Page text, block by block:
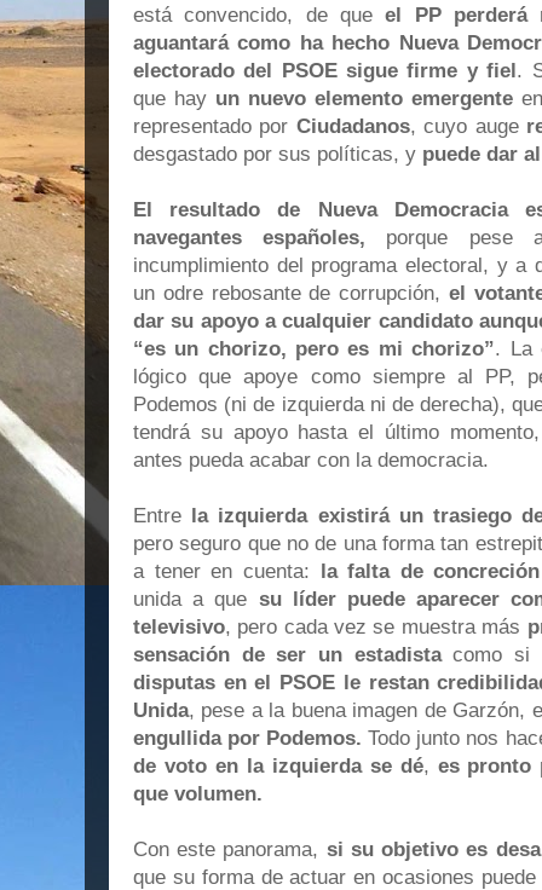
está convencido, de queel PP perderá
aguantará como ha hecho Nueva
electorado del PSOE sigue firme y fiel.
que hay un nuevo elemento emergente
representado por Ciudadanos, cuyo auge
desgastado por sus políticas, y puede dar
El resultado de Nueva Democracia
navegantes españoles, porque pese
incumplimiento del programa electoral, y a
un odre rebosante de corrupción, el
dar su apoyo a cualquier candidato
“es un chorizo, pero es mi chorizo”. La
lógico que apoye como siempre al PP,
Podemos (ni de izquierda ni de derecha),
tendrá su apoyo hasta el último
antes pueda acabar con la democracia.
Entre la izquierda existirá un trasiego
pero seguro que no de una forma tan
a tener en cuenta: la falta de
unida a que su líder puede aparecer
televisivo, pero cada vez se muestra más
sensación de ser un estadistacomo si
disputas en el PSOE le restan
Unida, pese a la buena imagen de Garzón,
engullida por Podemos. Todo junto nos
de voto en la izquierda se dé, es pronto
que volumen.
Con este panorama, si su objetivo es
que su forma de actuar en ocasiones